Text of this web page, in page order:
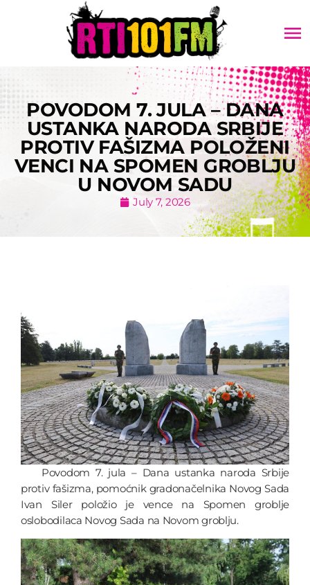
menu
POVODOM 7. JULA – DANA
USTANKA NARODA SRBIJE
PROTIV FAŠIZMA POLOŽENI
VENCI NA SPOMEN GROBLJU
U NOVOM SADU
July 7, 2026
Povodom 7. jula – Dana ustanka naroda Srbije
protiv fašizma, pomoćnik gradonačelnika Novog Sada
Ivan Siler položio je vence na Spomen groblje
oslobodilaca Novog Sada na Novom groblju.